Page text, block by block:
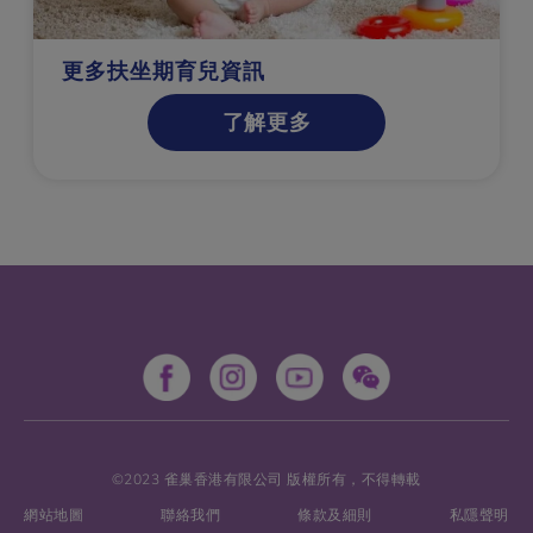
更多扶坐期育兒資訊
了解更多
©2023 雀巢香港有限公司 版權所有，不得轉載
網站地圖
聯絡我們 條款及細則 私隱聲明